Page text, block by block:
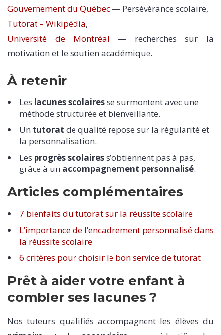
Gouvernement du Québec — Persévérance scolaire,
Tutorat – Wikipédia,
Université de Montréal — recherches sur la
motivation et le soutien académique.
À retenir
Les lacunes scolairesse surmontent avec une
méthode structurée et bienveillante.
Un tutorat de qualité repose sur la régularité et
la personnalisation.
Les progrès scolairess’obtiennent pas à pas,
grâce à un accompagnement personnalisé.
Articles complémentaires
7 bienfaits du tutorat sur la réussite scolaire
L’importance de l’encadrement personnalisé dans
la réussite scolaire
6 critères pour choisir le bon service de tutorat
Prêt à aider votre enfant à
combler ses lacunes ?
Nos tuteurs qualifiés accompagnent les élèves du